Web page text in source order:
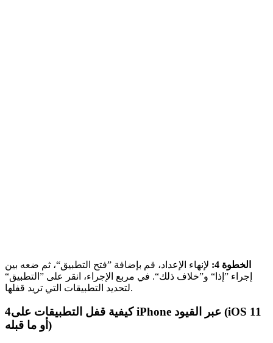
الخطوة 4:
لإنهاء الإعداد، قم بإضافة ”فتح التطبيق“، ثم ضعه بين
إجراء ”إذا“ و”خلاف ذلك“. في مربع الإجراء، انقر على ”التطبيق“
لتحديد التطبيقات التي تريد قفلها.
4كيفية قفل التطبيقات على iPhone عبر القيود (iOS 11
أو ما قبله)